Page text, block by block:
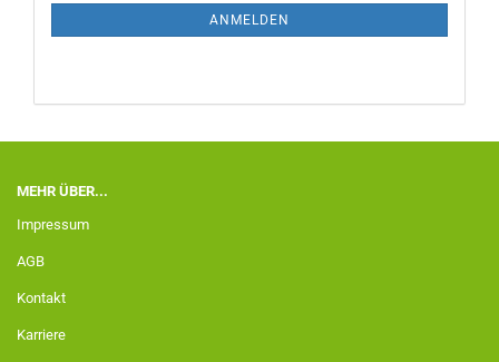
ANMELDEN
MEHR ÜBER...
Impressum
AGB
Kontakt
Karriere